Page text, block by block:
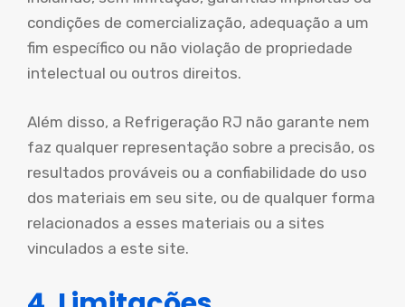
condições de comercialização, adequação a um
fim específico ou não violação de propriedade
intelectual ou outros direitos.
Além disso, a Refrigeração RJ não garante nem
faz qualquer representação sobre a precisão, os
resultados prováveis ou a confiabilidade do uso
dos materiais em seu site, ou de qualquer forma
relacionados a esses materiais ou a sites
vinculados a este site.